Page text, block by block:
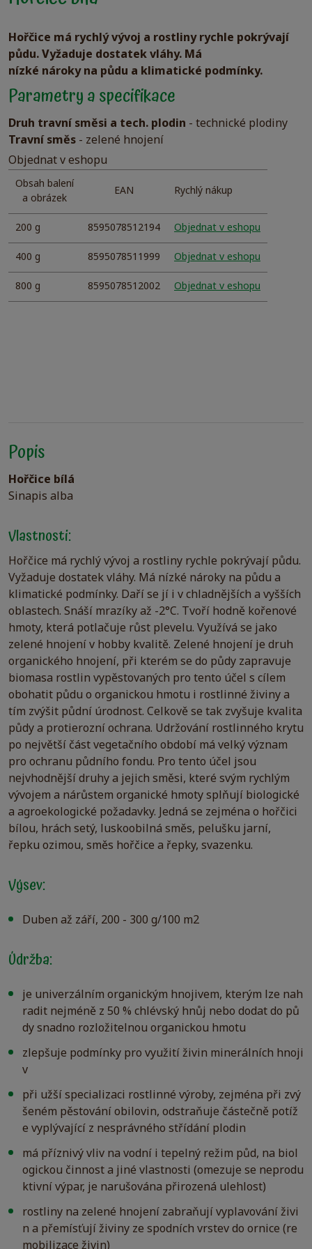
Hořčice má rychlý vývoj a rostliny rychle pokrývají
půdu. Vyžaduje dostatek vláhy. Má
nízké nároky na půdu a klimatické podmínky.
Parametry a specifikace
Druh travní směsi a tech. plodin - technické plodiny
Travní směs - zelené hnojení
Objednat v eshopu
Obsah balení
a obrázek
EAN Rychlý nákup
200 g 8595078512194 Objednat v eshopu
400 g 8595078511999 Objednat v eshopu
800 g 8595078512002 Objednat v eshopu
Popis
Hořčice bílá
Sinapis alba
Vlastnosti:
Hořčice má rychlý vývoj a rostliny rychle pokrývají půdu.
Vyžaduje dostatek vláhy. Má nízké nároky na půdu a
klimatické podmínky. Daří se jí i v chladnějších a vyšších
oblastech. Snáší mrazíky až -2°C. Tvoří hodně kořenové
hmoty, která potlačuje růst plevelu. Využívá se jako
zelené hnojení v hobby kvalitě. Zelené hnojení je druh
organického hnojení, při kterém se do půdy zapravuje
biomasa rostlin vypěstovaných pro tento účel s cílem
obohatit půdu o organickou hmotu i rostlinné živiny a
tím zvýšit půdní úrodnost. Celkově se tak zvyšuje kvalita
půdy a protierozní ochrana. Udržování rostlinného krytu
po největší část vegetačního období má velký význam
pro ochranu půdního fondu. Pro tento účel jsou
nejvhodnější druhy a jejich směsi, které svým rychlým
vývojem a nárůstem organické hmoty splňují biologické
a agroekologické požadavky. Jedná se zejména o hořčici
bílou, hrách setý, luskoobilná směs, pelušku jarní,
řepku ozimou, směs hořčice a řepky, svazenku.
Výsev:
Duben až září, 200 - 300 g/100 m2
Údržba:
je univerzálním organickým hnojivem, kterým lze nah
radit nejméně z 50 % chlévský hnůj nebo dodat do pů
dy snadno rozložitelnou organickou hmotu
zlepšuje podmínky pro využití živin minerálních hnoji
v
při užší specializaci rostlinné výroby, zejména při zvý
šeném pěstování obilovin, odstraňuje částečně potíž
e vyplývající z nesprávného střídání plodin
má příznivý vliv na vodní i tepelný režim půd, na biol
ogickou činnost a jiné vlastnosti (omezuje se neprodu
ktivní výpar, je narušována přirozená ulehlost)
rostliny na zelené hnojení zabraňují vyplavování živi
n a přemísťují živiny ze spodních vrstev do ornice (re